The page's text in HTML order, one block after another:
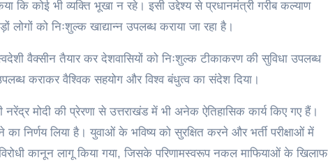
कि कोई भी व्यक्ति भूखा न रहे। इसी उद्देश्य से प्रधानमंत्री गरीब कल्याण
को निःशुल्क खाद्यान्न उपलब्ध कराया जा रहा है।
वैक्सीन तैयार कर देशवासियों को निःशुल्क टीकाकरण की सुविधा उपलब्ध
कराकर वैश्विक सहयोग और विश्व बंधुत्व का संदेश दिया।
नरेंद्र मोदी की प्रेरणा से उत्तराखंड में भी अनेक ऐतिहासिक कार्य किए गए हैं।
निर्णय लिया है। युवाओं के भविष्य को सुरक्षित करने और भर्ती परीक्षाओं में
कानून लागू किया गया, जिसके परिणामस्वरूप नकल माफियाओं के खिलाफ